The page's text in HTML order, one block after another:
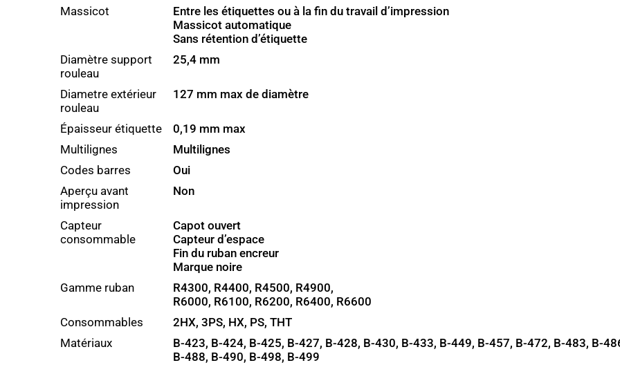
Massicot
Entre les étiquettes ou à la fin du travail d’impression
Massicot automatique
Sans rétention d’étiquette
Diamètre support
rouleau
25,4 mm
Diametre extérieur
rouleau
127 mm max de diamètre
Épaisseur étiquette
0,19 mm max
Multilignes
Multilignes
Codes barres
Oui
Aperçu avant
impression
Non
Capteur
consommable
Capot ouvert
Capteur d’espace
Fin du ruban encreur
Marque noire
Gamme ruban
R4300, R4400, R4500, R4900,
R6000, R6100, R6200, R6400, R6600
Consommables
2HX, 3PS, HX, PS, THT
Matériaux
B-423, B-424, B-425, B-427, B-428, B-430, B-433, B-449, B-457, B-472, B-483, B-
B-488, B-490, B-498, B-499